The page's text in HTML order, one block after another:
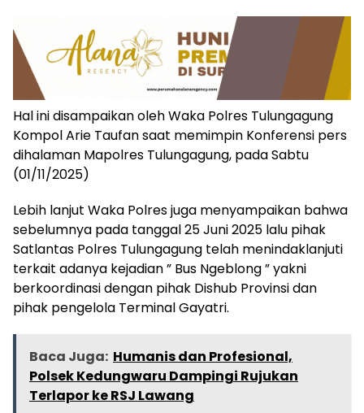
Hal ini disampaikan oleh Waka Polres Tulungagung
Kompol Arie Taufan saat memimpin Konferensi pers
dihalaman Mapolres Tulungagung, pada Sabtu
(01/11/2025)
Lebih lanjut Waka Polres juga menyampaikan bahwa
sebelumnya pada tanggal 25 Juni 2025 lalu pihak
Satlantas Polres Tulungagung telah menindaklanjuti
terkait adanya kejadian ” Bus Ngeblong ” yakni
berkoordinasi dengan pihak Dishub Provinsi dan
pihak pengelola Terminal Gayatri.
Baca Juga: Humanis dan Profesional,
Polsek Kedungwaru Dampingi Rujukan
Terlapor ke RSJ Lawang